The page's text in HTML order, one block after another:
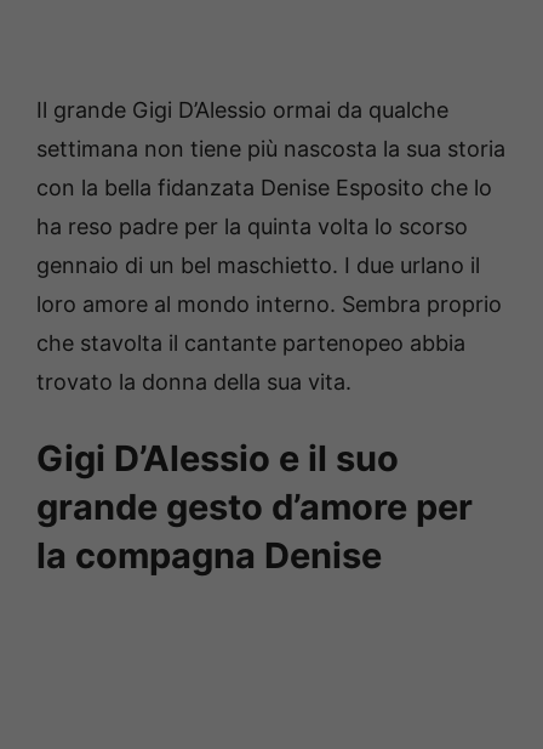
Il grande Gigi D’Alessio ormai da qualche
settimana non tiene più nascosta la sua storia
con la bella fidanzata Denise Esposito che lo
ha reso padre per la quinta volta lo scorso
gennaio di un bel maschietto. I due urlano il
loro amore al mondo interno. Sembra proprio
che stavolta il cantante partenopeo abbia
trovato la donna della sua vita.
Gigi D’Alessio e il suo
grande gesto d’amore per
la compagna Denise